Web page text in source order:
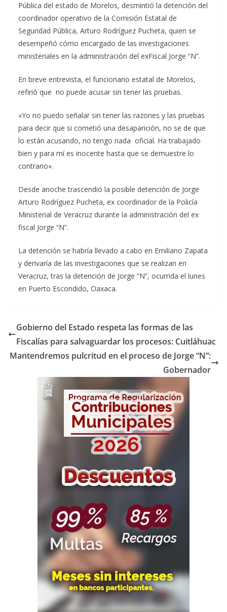
Pública del estado de Morelos, desmintió la detención del
coordinador operativo de la Comisión Estatal de
Seguridad Pública, Arturo Rodríguez Pucheta, quien se
desempeñó cómo encargado de las investigaciones
ministeriales en la administración del exFiscal Jorge “N”.
En breve entrevista, el funcionario estatal de Morelos,
refirió que no puede acusar sin tener las pruebas.
«Yo no puedo señalar sin tener las razones y las pruebas
para decir que si cometió una desaparición, no se de que
lo están acusando, no tengo nada oficial. Ha trabajado
bien y para mí es inocente hasta que se demuestre lo
contrario».
Desde anoche trascendió la posible detención de Jorge
Arturo Rodríguez Pucheta, ex coordinador de la Policía
Ministerial de Veracruz durante la administración del ex
fiscal Jorge “N”.
La detención se habría llevado a cabo en Emiliano Zapata
y derivaría de las investigaciones que se realizan en
Veracruz, tras la detención de Jorge “N”, ocurrida el lunes
en Puerto Escondido, Oaxaca.
Gobierno del Estado respeta las formas de las
Fiscalías para salvaguardar los procesos: Cuitláhuac
Mantendremos pulcritud en el proceso de Jorge “N”:
Gobernador